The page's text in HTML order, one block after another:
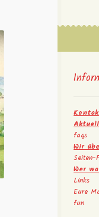
faqs
Wir
Seiten-
Wer
Links
Eure
fun